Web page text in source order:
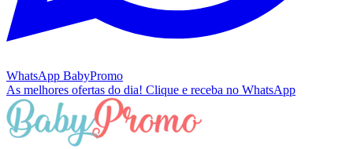
WhatsApp BabyPromo
As melhores ofertas do dia! Clique e receba no WhatsApp